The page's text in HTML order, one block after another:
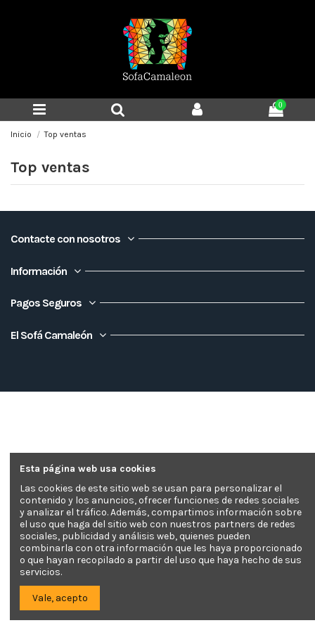
0
Inicio Top ventas
Top ventas
Contacte con nosotros
Información
Pagos Seguros
El Sofá Camaleón
Esta página web usa cookies
Las cookies de este sitio web se usan para personalizar el
contenido y los anuncios, ofrecer funciones de redes sociales
y analizar el tráfico. Además, compartimos información sobre
el uso que haga del sitio web con nuestros partners de redes
sociales, publicidad y análisis web, quienes pueden
combinarla con otra información que les haya proporcionado
o que hayan recopilado a partir del uso que haya hecho de sus
servicios.
Vale, acepto